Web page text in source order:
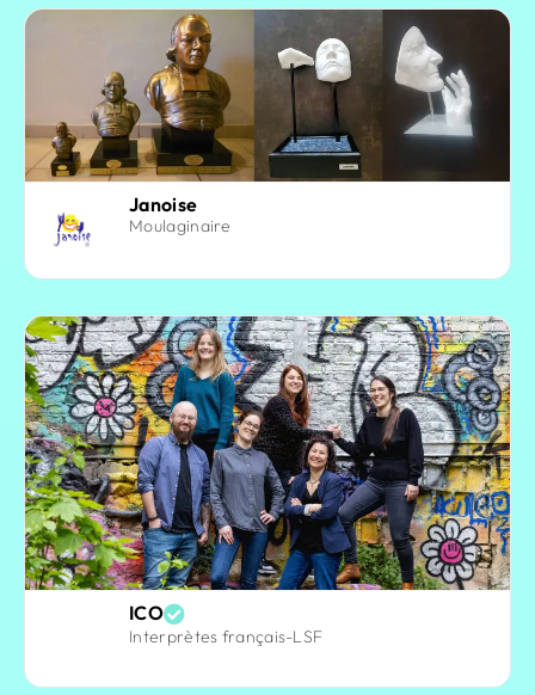
Janoise
Moulaginaire
ICO
Interprètes français-LSF